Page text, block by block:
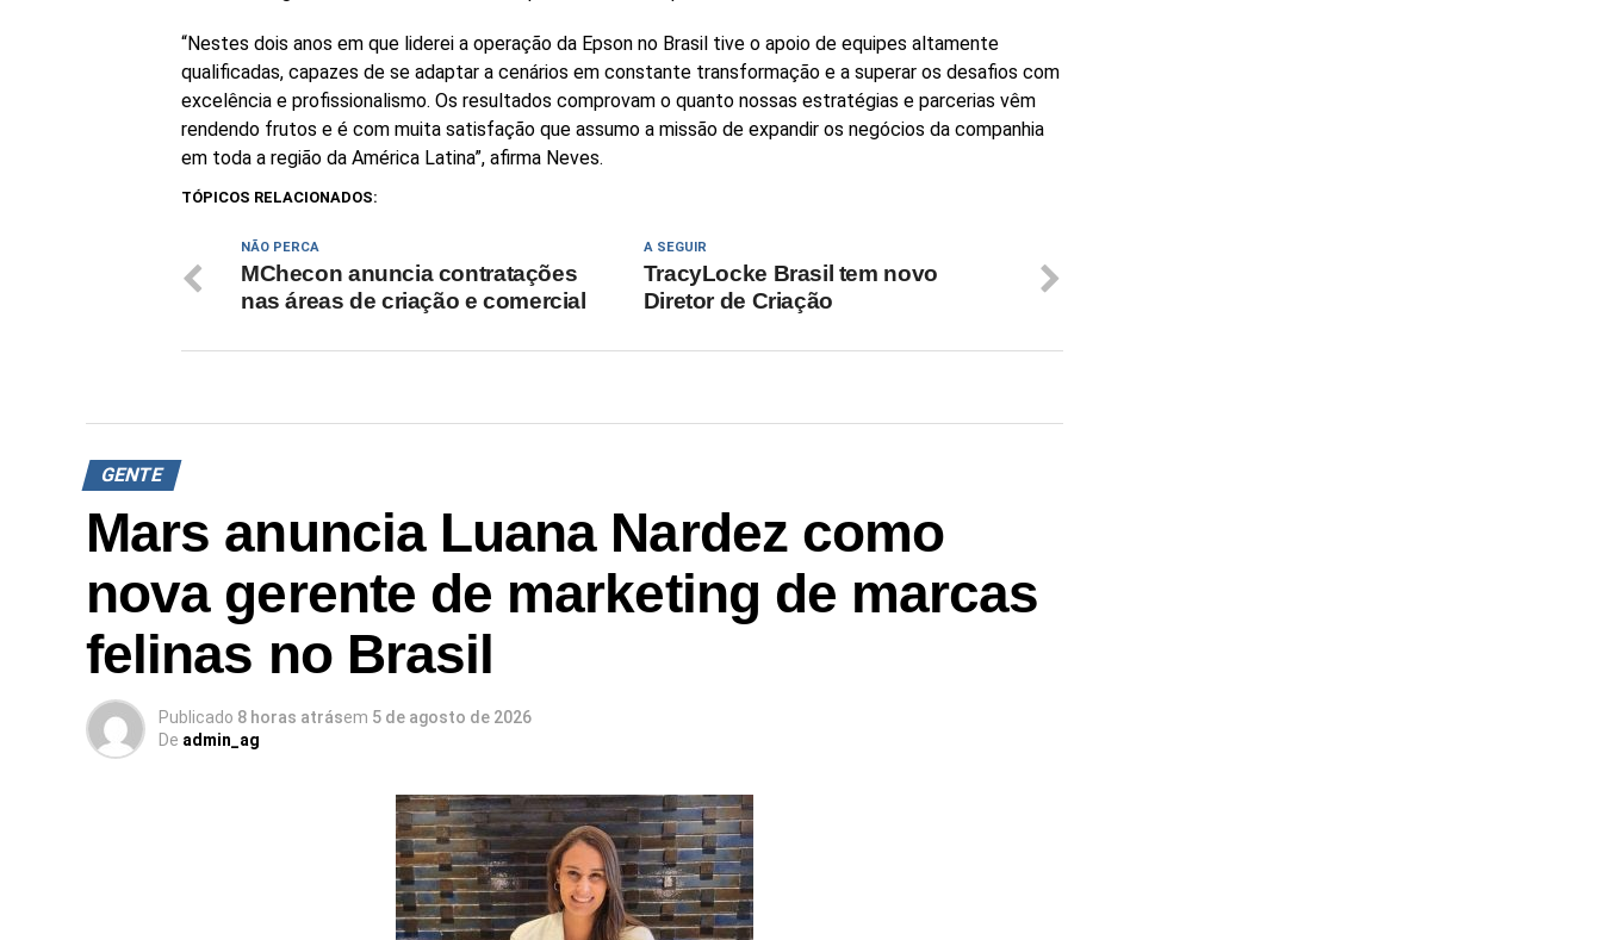
“Nestes dois anos em que liderei a operação da Epson no Brasil tive o apoio de equipes altamente
qualificadas, capazes de se adaptar a cenários em constante transformação e a superar os desafios com
excelência e profissionalismo. Os resultados comprovam o quanto nossas estratégias e parcerias vêm
rendendo frutos e é com muita satisfação que assumo a missão de expandir os negócios da companhia
em toda a região da América Latina”, afirma Neves.
TÓPICOS RELACIONADOS:
A SEGUIR
TracyLocke Brasil tem novo
Diretor de Criação
NÃO PERCA
MChecon anuncia contratações
nas áreas de criação e comercial
GENTE
Mars anuncia Luana Nardez como
nova gerente de marketing de marcas
felinas no Brasil
Publicado 8 horas atrásem 5 de agosto de 2026
De admin_ag